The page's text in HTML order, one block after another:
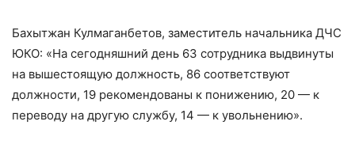
Бахытжан Кулмаганбетов, заместитель начальника ДЧС
ЮКО: «На сегодняшний день 63 сотрудника выдвинуты
на вышестоящую должность, 86 соответствуют
должности, 19 рекомендованы к понижению, 20 — к
переводу на другую службу, 14 — к увольнению».